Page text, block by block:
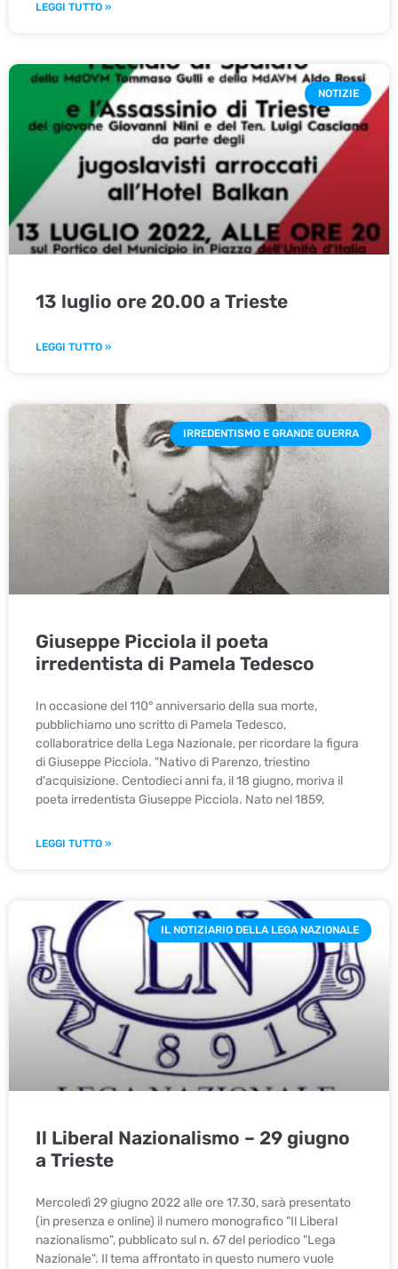
LEGGI TUTTO »
NOTIZIE
13 luglio ore 20.00 a Trieste
LEGGI TUTTO »
IRREDENTISMO E GRANDE GUERRA
Giuseppe Picciola il poeta
irredentista di Pamela Tedesco
In occasione del 110° anniversario della sua morte,
pubblichiamo uno scritto di Pamela Tedesco,
collaboratrice della Lega Nazionale, per ricordare la figura
di Giuseppe Picciola. "Nativo di Parenzo, triestino
d'acquisizione. Centodieci anni fa, il 18 giugno, moriva il
poeta irredentista Giuseppe Picciola. Nato nel 1859,
LEGGI TUTTO »
IL NOTIZIARIO DELLA LEGA NAZIONALE
Il Liberal Nazionalismo – 29 giugno
a Trieste
Mercoledì 29 giugno 2022 alle ore 17.30, sarà presentato
(in presenza e online) il numero monografico "Il Liberal
nazionalismo", pubblicato sul n. 67 del periodico "Lega
Nazionale". Il tema affrontato in questo numero vuole